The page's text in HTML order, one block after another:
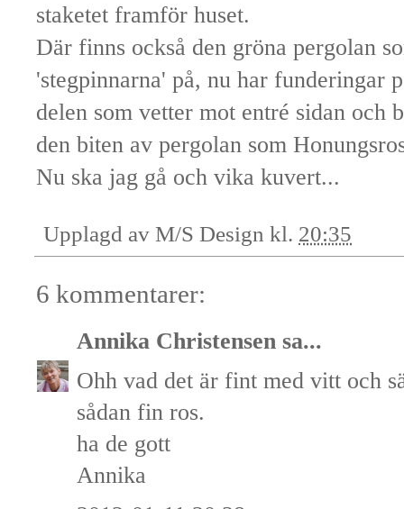
staketet framför huset.
Där finns också den gröna pergolan
'stegpinnarna' på, nu har funderingar
delen som vetter mot entré sidan och
den biten av pergolan som
Nu ska jag gå och vika kuvert...
Upplagd av M/S Design kl. 20:35
6 kommentarer:
Annika Christensen sa...
Ohh vad det är fint med vitt och
sådan fin ros.
ha de gott
Annika